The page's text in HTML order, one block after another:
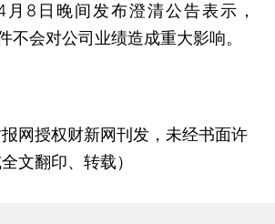
日晚间发布澄清公告表示，
不会对公司业绩造成重大影响。
报网授权财新网刊发，未经书面许
文翻印、转载）